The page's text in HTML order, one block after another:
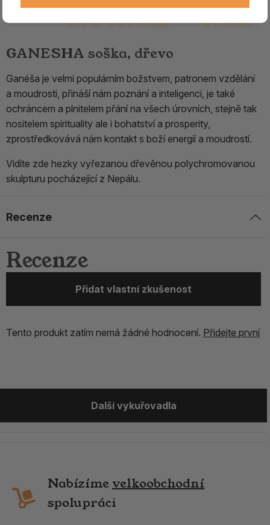
GANESHA soška, dřevo
Ganéša je velmi populárním božstvem, patronem vzdělání
a moudrosti, přináší nám poznání a inteligenci, je také
ochráncem a plnitelem přání na všech úrovních, stejně tak
nositelem spirituality ale i bohatství a prosperity,
zprostředkovává nám kontakt s boží energií a moudrostí.
Vidíte zde hezky vyřezanou dřevěnou polychromovanou
skulpturu pocházející z Nepálu.
Recenze
Recenze
Přidat vlastní zkušenost
Tento produkt zatím nemá žádné hodnocení. Přidejte první
Další vykuřovadla
Nabízíme velkoobchodní
spolupráci